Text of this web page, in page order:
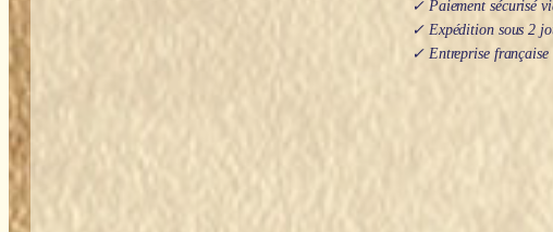
✓ Paiement sécurisé
✓ Expédition sous 2
✓ Entreprise française